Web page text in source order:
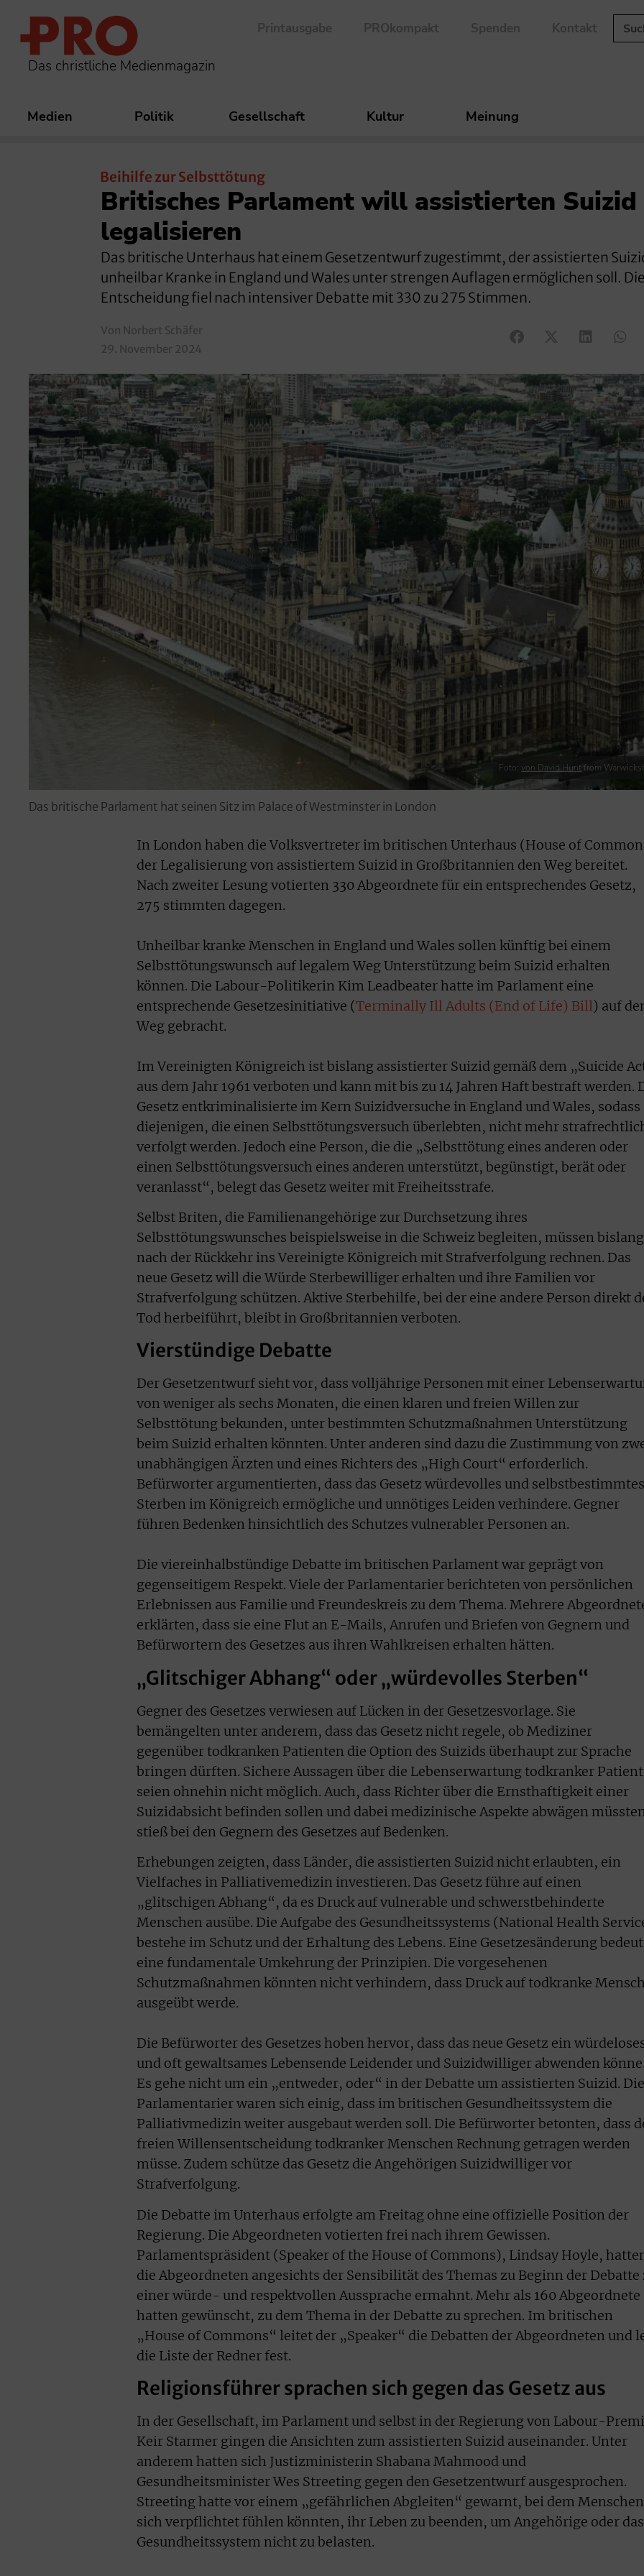
Das christliche Medienmagazin
Printausgabe PROkompakt Spenden Kontakt
Medien Politik Gesellschaft Kultur Meinung
Beihilfe zur Selbsttötung
Britisches Parlament will assistierten Suizid
legalisieren
Das britische Unterhaus hat einem Gesetzentwurf zugestimmt, der assistierten
unheilbar Kranke in England und Wales unter strengen Auflagen ermöglichen soll. Die
Entscheidung fiel nach intensiver Debatte mit 330 zu 275 Stimmen.
Von Norbert Schäfer
29. November 2024
Foto:von David Huntfrom
Das britische Parlament hat seinen Sitz im Palace of Westminster in London
In London haben die Volksvertreter im britischen Unterhaus (House of
der Legalisierung von assistiertem Suizid in Großbritannien den Weg bereitet.
Nach zweiter Lesung votierten 330 Abgeordnete für ein entsprechendes Gesetz,
275 stimmten dagegen.
Unheilbar kranke Menschen in England und Wales sollen künftig bei einem
Selbsttötungswunsch auf legalem Weg Unterstützung beim Suizid erhalten
können. Die Labour-Politikerin Kim Leadbeater hatte im Parlament eine
entsprechende Gesetzesinitiative (Terminally Ill Adults (End of Life) Bill) auf
Weg gebracht.
Im Vereinigten Königreich ist bislang assistierter Suizid gemäß dem „Suicide
aus dem Jahr 1961 verboten und kann mit bis zu 14 Jahren Haft bestraft werden.
Gesetz entkriminalisierte im Kern Suizidversuche in England und Wales, sodass
diejenigen, die einen Selbsttötungsversuch überlebten, nicht mehr
verfolgt werden. Jedoch eine Person, die die „Selbsttötung eines anderen oder
einen Selbsttötungsversuch eines anderen unterstützt, begünstigt, berät oder
veranlasst“, belegt das Gesetz weiter mit Freiheitsstrafe.
Selbst Briten, die Familienangehörige zur Durchsetzung ihres
Selbsttötungswunsches beispielsweise in die Schweiz begleiten, müssen bislang
nach der Rückkehr ins Vereinigte Königreich mit Strafverfolgung rechnen. Das
neue Gesetz will die Würde Sterbewilliger erhalten und ihre Familien vor
Strafverfolgung schützen. Aktive Sterbehilfe, bei der eine andere Person direkt
Tod herbeiführt, bleibt in Großbritannien verboten.
Vierstündige Debatte
Der Gesetzentwurf sieht vor, dass volljährige Personen mit einer
von weniger als sechs Monaten, die einen klaren und freien Willen zur
Selbsttötung bekunden, unter bestimmten Schutzmaßnahmen Unterstützung
beim Suizid erhalten könnten. Unter anderen sind dazu die Zustimmung von
unabhängigen Ärzten und eines Richters des „High Court“ erforderlich.
Befürworter argumentierten, dass das Gesetz würdevolles und selbstbestimmtes
Sterben im Königreich ermögliche und unnötiges Leiden verhindere. Gegner
führen Bedenken hinsichtlich des Schutzes vulnerabler Personen an.
Die viereinhalbstündige Debatte im britischen Parlament war geprägt von
gegenseitigem Respekt. Viele der Parlamentarier berichteten von persönlichen
Erlebnissen aus Familie und Freundeskreis zu dem Thema. Mehrere
erklärten, dass sie eine Flut an E-Mails, Anrufen und Briefen von Gegnern und
Befürwortern des Gesetzes aus ihren Wahlkreisen erhalten hätten.
„Glitschiger Abhang“ oder „würdevolles Sterben“
Gegner des Gesetzes verwiesen auf Lücken in der Gesetzesvorlage. Sie
bemängelten unter anderem, dass das Gesetz nicht regele, ob Mediziner
gegenüber todkranken Patienten die Option des Suizids überhaupt zur Sprache
bringen dürften. Sichere Aussagen über die Lebenserwartung todkranker
seien ohnehin nicht möglich. Auch, dass Richter über die Ernsthaftigkeit einer
Suizidabsicht befinden sollen und dabei medizinische Aspekte abwägen
stieß bei den Gegnern des Gesetzes auf Bedenken.
Erhebungen zeigten, dass Länder, die assistierten Suizid nicht erlaubten, ein
Vielfaches in Palliativemedizin investieren. Das Gesetz führe auf einen
„glitschigen Abhang“, da es Druck auf vulnerable und schwerstbehinderte
Menschen ausübe. Die Aufgabe des Gesundheitssystems (National Health
bestehe im Schutz und der Erhaltung des Lebens. Eine Gesetzesänderung
eine fundamentale Umkehrung der Prinzipien. Die vorgesehenen
Schutzmaßnahmen könnten nicht verhindern, dass Druck auf todkranke
ausgeübt werde.
Die Befürworter des Gesetzes hoben hervor, dass das neue Gesetz ein
und oft gewaltsames Lebensende Leidender und Suizidwilliger abwenden könne.
Es gehe nicht um ein „entweder, oder“ in der Debatte um assistierten Suizid. Die
Parlamentarier waren sich einig, dass im britischen Gesundheitssystem die
Palliativmedizin weiter ausgebaut werden soll. Die Befürworter betonten, dass
freien Willensentscheidung todkranker Menschen Rechnung getragen werden
müsse. Zudem schütze das Gesetz die Angehörigen Suizidwilliger vor
Strafverfolgung.
Die Debatte im Unterhaus erfolgte am Freitag ohne eine offizielle Position der
Regierung. Die Abgeordneten votierten frei nach ihrem Gewissen.
Parlamentspräsident (Speaker of the House of Commons), Lindsay Hoyle,
die Abgeordneten angesichts der Sensibilität des Themas zu Beginn der Debatte
einer würde- und respektvollen Aussprache ermahnt. Mehr als 160 Abgeordnete
hatten gewünscht, zu dem Thema in der Debatte zu sprechen. Im britischen
„House of Commons“ leitet der „Speaker“ die Debatten der Abgeordneten und
die Liste der Redner fest.
Religionsführer sprachen sich gegen das Gesetz aus
In der Gesellschaft, im Parlament und selbst in der Regierung von Labour-
Keir Starmer gingen die Ansichten zum assistierten Suizid auseinander. Unter
anderem hatten sich Justizministerin Shabana Mahmood und
Gesundheitsminister Wes Streeting gegen den Gesetzentwurf ausgesprochen.
Streeting hatte vor einem „gefährlichen Abgleiten“ gewarnt, bei dem Menschen
sich verpflichtet fühlen könnten, ihr Leben zu beenden, um Angehörige oder das
Gesundheitssystem nicht zu belasten.